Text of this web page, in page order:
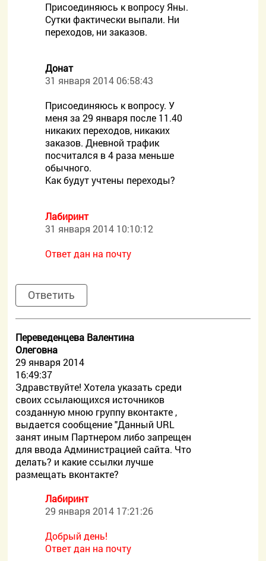
Присоединяюсь к вопросу Яны.
Сутки фактически выпали. Ни
переходов, ни заказов.
Донат
31 января 2014 06:58:43
Присоединяюсь к вопросу. У
меня за 29 января после 11.40
никаких переходов, никаких
заказов. Дневной трафик
посчитался в 4 раза меньше
обычного.
Как будут учтены переходы?
Лабиринт
31 января 2014 10:10:12
Ответ дан на почту
Ответить
Переведенцева Валентина
Олеговна
29 января 2014
16:49:37
Здравствуйте! Хотела указать среди
своих ссылающихся источников
созданную мною группу вконтакте ,
выдается сообщение "Данный URL
занят иным Партнером либо запрещен
для ввода Администрацией сайта. Что
делать? и какие ссылки лучше
размещать вконтакте?
Лабиринт
29 января 2014 17:21:26
Добрый день!
Ответ дан на почту